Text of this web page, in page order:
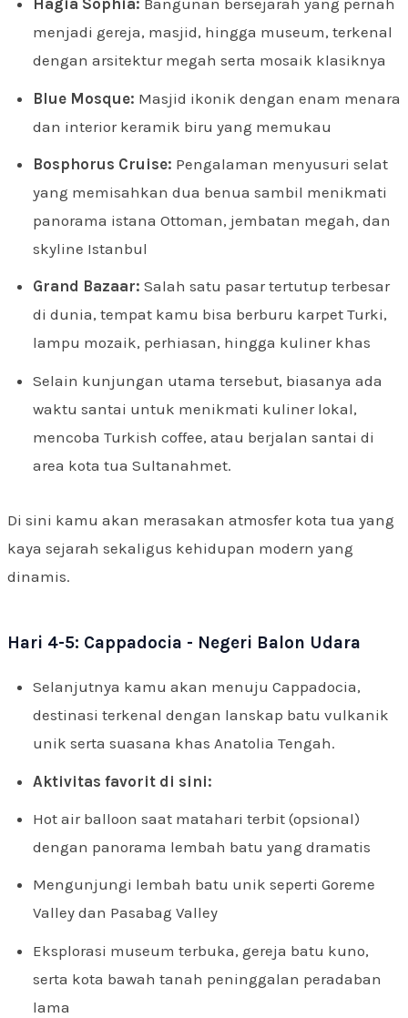
Hagia Sophia: Bangunan bersejarah yang pernah
menjadi gereja, masjid, hingga museum, terkenal
dengan arsitektur megah serta mosaik klasiknya
Blue Mosque: Masjid ikonik dengan enam menara
dan interior keramik biru yang memukau
Bosphorus Cruise: Pengalaman menyusuri selat
yang memisahkan dua benua sambil menikmati
panorama istana Ottoman, jembatan megah, dan
skyline Istanbul
Grand Bazaar: Salah satu pasar tertutup terbesar
di dunia, tempat kamu bisa berburu karpet Turki,
lampu mozaik, perhiasan, hingga kuliner khas
Selain kunjungan utama tersebut, biasanya ada
waktu santai untuk menikmati kuliner lokal,
mencoba Turkish coffee, atau berjalan santai di
area kota tua Sultanahmet.
Di sini kamu akan merasakan atmosfer kota tua yang
kaya sejarah sekaligus kehidupan modern yang
dinamis.
Hari 4-5: Cappadocia - Negeri Balon Udara
Selanjutnya kamu akan menuju Cappadocia,
destinasi terkenal dengan lanskap batu vulkanik
unik serta suasana khas Anatolia Tengah.
Aktivitas favorit di sini:
Hot air balloon saat matahari terbit (opsional)
dengan panorama lembah batu yang dramatis
Mengunjungi lembah batu unik seperti Goreme
Valley dan Pasabag Valley
Eksplorasi museum terbuka, gereja batu kuno,
serta kota bawah tanah peninggalan peradaban
lama